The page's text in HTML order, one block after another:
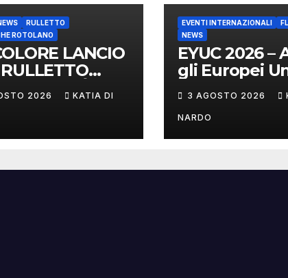
RULLETTO
ROTOLANO
LANCIO
A CITTÀ DI
ED
2026 KATIA DI
EVENTI INTERNAZIONALI
NEWS
EYUC 2026 –
gli Europei
a Vienna
3 AGOSTO 2026
NARDO